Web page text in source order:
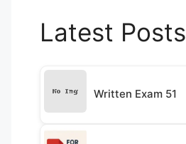
Latest Posts
Written Exam 51